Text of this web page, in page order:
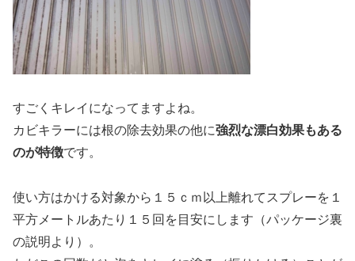
すごくキレイになってますよね。
カビキラーには根の除去効果の他に強烈な漂白効果もある
のが特徴です。
使い方はかける対象から１５ｃｍ以上離れてスプレーを１
平方メートルあたり１５回を目安にします（パッケージ裏
の説明より）。